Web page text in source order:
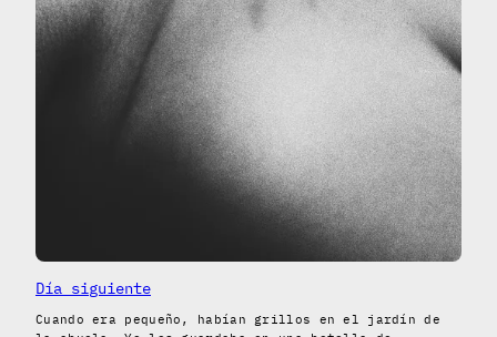
Día siguiente
Cuando era pequeño, habían grillos en el jardín de